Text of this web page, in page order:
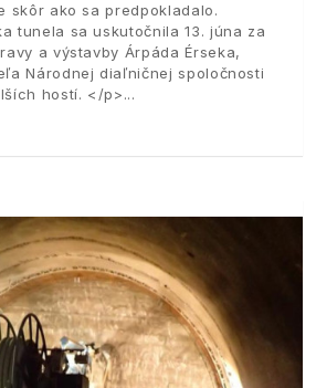
skôr ako sa predpokladalo.
tunela sa uskutočnila 13. júna za
a výstavby Árpáda Érseka,
Národnej diaľničnej spoločnosti
hostí. </p>